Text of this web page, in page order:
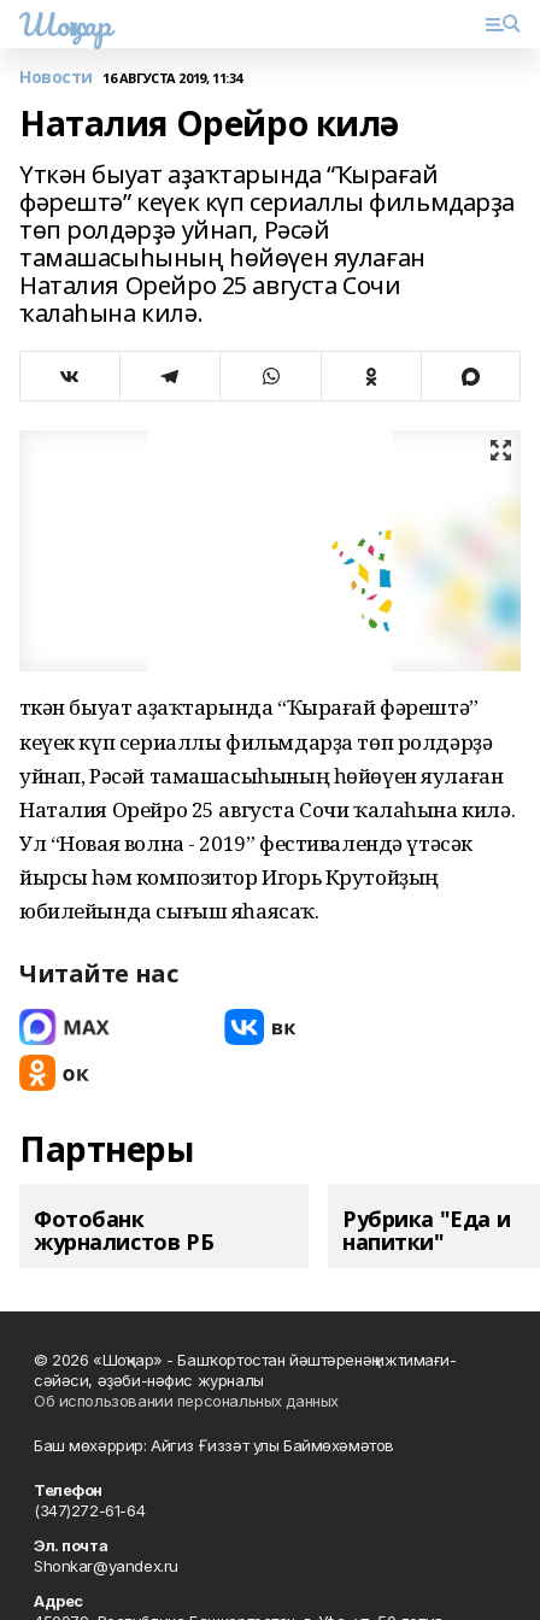
Шоңҡар
Новости 16 АВГУСТА 2019, 11:34
Наталия Орейро килә
Үткән быуат аҙаҡтарында “Ҡырағай
фәрештә” кеүек күп сериаллы фильмдарҙа
төп ролдәрҙә уйнап, Рәсәй
тамашасыһының һөйөүен яулаған
Наталия Орейро 25 августа Сочи
ҡалаһына килә.
Үткән быуат аҙаҡтарында “Ҡырағай фәрештә”
кеүек күп сериаллы фильмдарҙа төп ролдәрҙә
уйнап, Рәсәй тамашасыһының һөйөүен яулаған
Наталия Орейро 25 августа Сочи ҡалаһына килә.
Ул “Новая волна - 2019” фестивалендә үтәсәк
йырсы һәм композитор Игорь Крутойҙың
юбилейында сығыш яһаясаҡ.
Читайте нас
Партнеры
Фотобанк
журналистов РБ
Рубрика "Еда и
напитки"
© 2026 «Шоңҡар» - Башҡортостан йәштәренәң ижтимағи-
сәйәси, әҙәби-нәфис журналы
Об использовании персональных данных
Баш мөхәррир: Айгиз Ғиззәт улы Баймөхәмәтов
Телефон
(347)272-61-64
Эл. почта
Shonkar@yandex.ru
Адрес